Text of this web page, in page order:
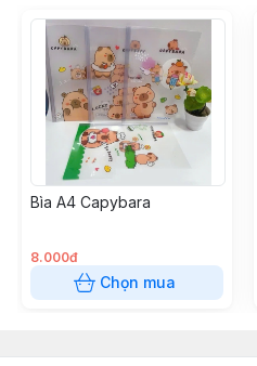
Bìa A4 Capybara
8.000đ
Chọn mua